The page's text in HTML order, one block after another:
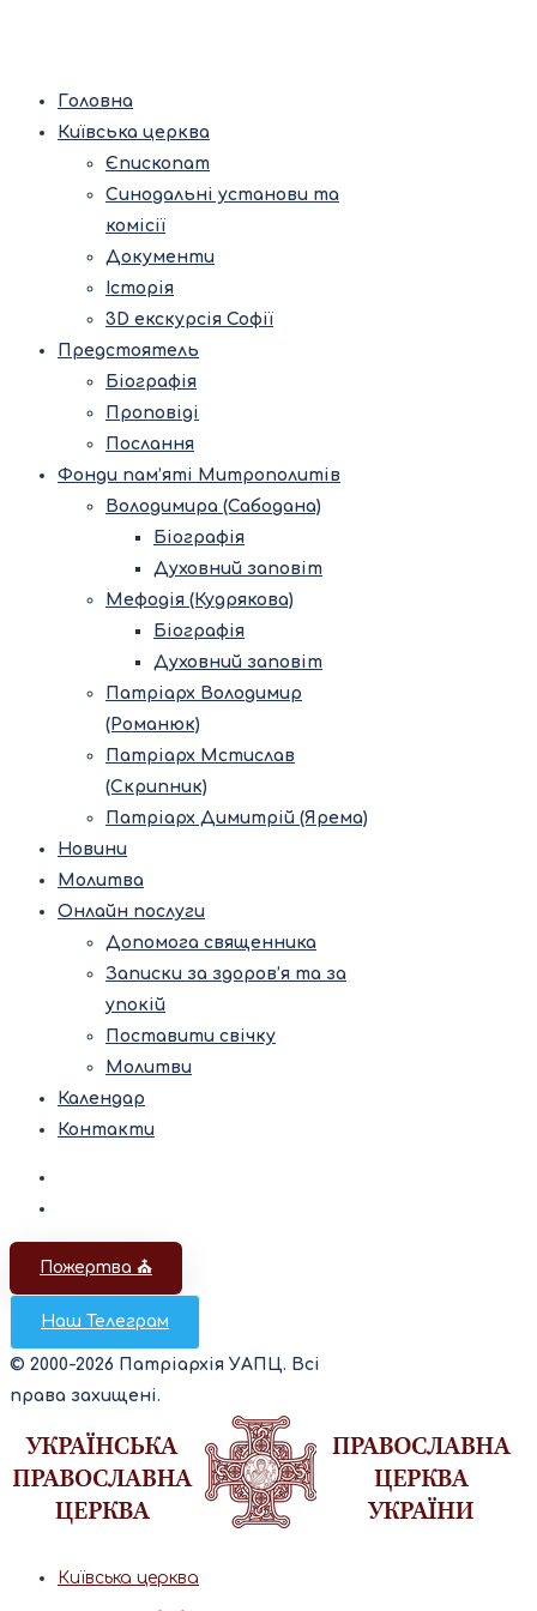
Головна
Київська церква
Єпископат
Синодальні установи та
комісії
Документи
Історія
3D екскурсія Софії
Предстоятель
Біографія
Проповіді
Послання
Фонди пам’яті Митрополитів
Володимира (Сабодана)
Біографія
Духовний заповіт
Мефодія (Кудрякова)
Біографія
Духовний заповіт
Патріарх Володимир
(Романюк)
Патріарх Мстислав
(Скрипник)
Патріарх Димитрій (Ярема)
Новини
Молитва
Онлайн послуги
Допомога священника
Записки за здоров’я та за
упокій
Поставити свічку
Молитви
Календар
Контакти
Пожертва ⛪️
Наш Телеграм
© 2000-2026 Патріархія УАПЦ. Всі
права захищені.
Київська церква